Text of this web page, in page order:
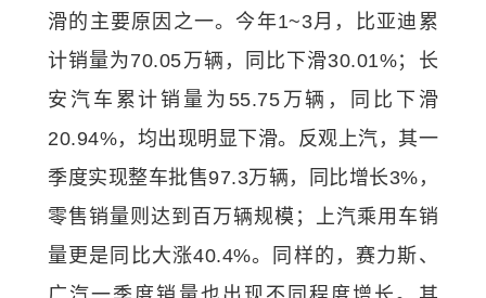
滑的主要原因之一。今年1~3月，比亚迪累
计销量为70.05万辆，同比下滑30.01%；长
安汽车累计销量为55.75万辆，同比下滑
20.94%，均出现明显下滑。反观上汽，其一
季度实现整车批售97.3万辆，同比增长3%，
零售销量则达到百万辆规模；上汽乘用车销
量更是同比大涨40.4%。同样的，赛力斯、